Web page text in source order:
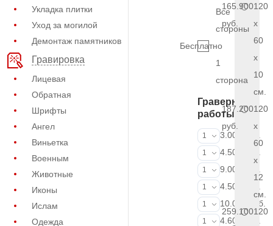
Укладка плитки
Уход за могилой
Демонтаж памятников
Гравировка
Лицевая
Обратная
Шрифты
Ангел
Виньетка
Военным
Животные
Иконы
Ислам
Одежда
Все
стороны
Бесплатно
1
сторона
Граверные
работы
ФИО и даты
1
3.000 руб.
ФИО и даты
1
4.500 руб.
ФИО и даты
1
9.000 руб.
Портрет
1
4.500 руб.
Портрет
1
10.000 руб.
Фотокерамика
1
4.600 руб.
165.900
руб.
120
x
60
x
10
см.
187.200
руб.
120
x
60
x
12
см.
259.100120